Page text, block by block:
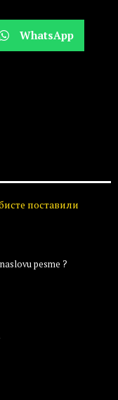
WhatsApp
поставили
pesme ?